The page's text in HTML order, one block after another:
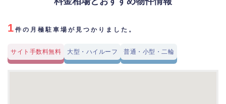
1 件の月極駐車場が見つかりました。
サイト手数料無料 大型・ハイルーフ 普通・小型・二輪